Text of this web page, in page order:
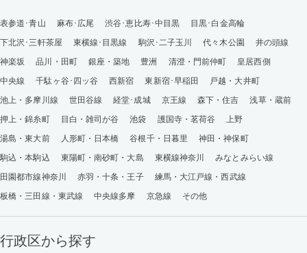
表参道･青山 麻布･広尾 渋谷･恵比寿･中目黒
目黒･白金高輪
下北沢･三軒茶屋
東横線･目黒線 駒沢･二子玉川 代々木公園
井の頭線
神楽坂
品川・田町 銀座・築地 豊洲 清澄・門前仲町
皇居西側
中央線
千駄ヶ谷･四ッ谷 西新宿 東新宿･早稲田
戸越・大井町
池上・多摩川線
世田谷線 経堂･成城 京王線 森下・住吉
浅草・蔵前
押上・錦糸町
目白・雑司が谷 池袋 護国寺・茗荷谷
上野
湯島・東大前
人形町・日本橋 谷根千・日暮里
神田・神保町
駒込・本駒込
東陽町・南砂町・大島 東横線神奈川
みなとみらい線
田園都市線神奈川
赤羽・十条・王子
練馬・大江戸線・西武線
板橋・三田線・東武線
中央線多摩 京急線 その他
行政区から探す